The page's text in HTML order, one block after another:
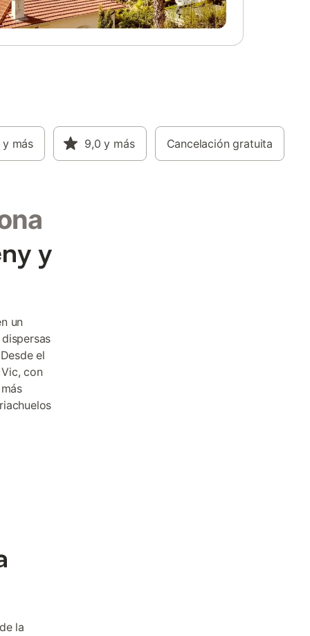
y más 9,0 y más Cancelación gratuita
y
un
el
con
la